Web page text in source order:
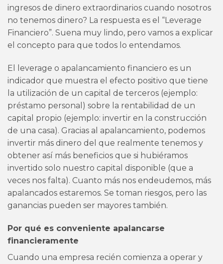
ingresos de dinero extraordinarios cuando nosotros
no tenemos dinero? La respuesta es el “Leverage
Financiero”. Suena muy lindo, pero vamos a explicar
el concepto para que todos lo entendamos.
El leverage o apalancamiento financiero es un
indicador que muestra el efecto positivo que tiene
la utilización de un capital de terceros (ejemplo:
préstamo personal) sobre la rentabilidad de un
capital propio (ejemplo: invertir en la construcción
de una casa). Gracias al apalancamiento, podemos
invertir más dinero del que realmente tenemos y
obtener así más beneficios que si hubiéramos
invertido solo nuestro capital disponible (que a
veces nos falta). Cuanto más nos endeudemos, más
apalancados estaremos. Se toman riesgos, pero las
ganancias pueden ser mayores también.
Por qué es conveniente apalancarse
financieramente
Cuando una empresa recién comienza a operar y